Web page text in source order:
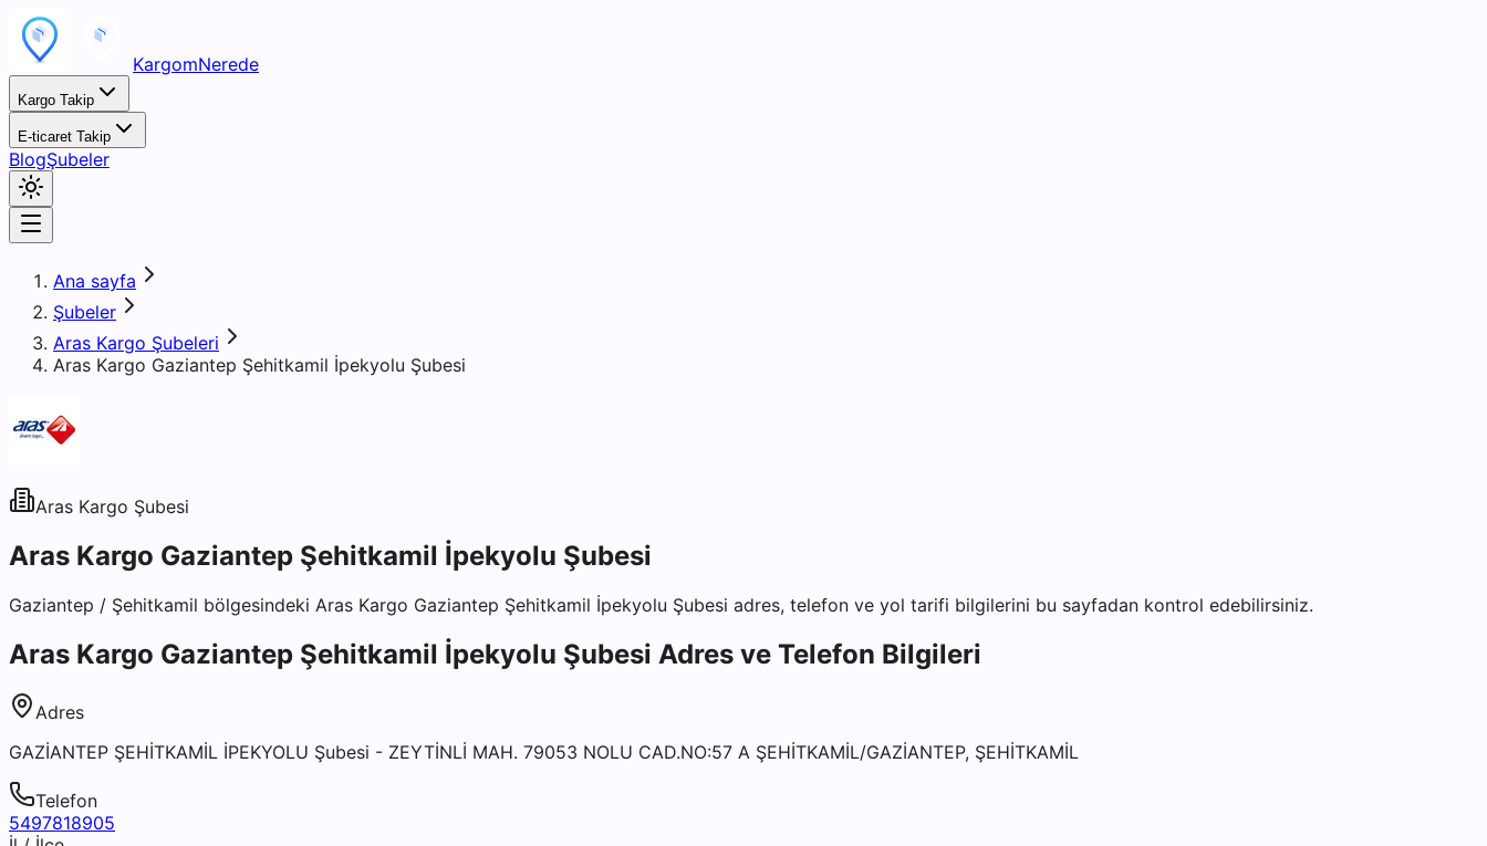
KargomNerede
Kargo Takip
E-ticaret Takip
BlogŞubeler
Ana sayfa
Şubeler
Aras Kargo Şubeleri
Aras Kargo Gaziantep Şehitkamil İpekyolu Şubesi
Aras Kargo Şubesi
Aras Kargo Gaziantep Şehitkamil İpekyolu Şubesi
Gaziantep / Şehitkamil bölgesindeki Aras Kargo Gaziantep Şehitkamil İpekyolu Şubesi adres, telefon ve yol tarifi bilgilerini bu sayfadan kontrol edebilirsiniz.
Aras Kargo Gaziantep Şehitkamil İpekyolu Şubesi Adres ve Telefon Bilgileri
Adres
GAZİANTEP ŞEHİTKAMİL İPEKYOLU Şubesi - ZEYTİNLİ MAH. 79053 NOLU CAD.NO:57 A ŞEHİTKAMİL/GAZİANTEP, ŞEHİTKAMİL
Telefon
5497818905